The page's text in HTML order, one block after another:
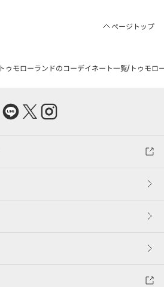
ページトップ
トゥモローランドのコーデイネート一覧 トゥモロ